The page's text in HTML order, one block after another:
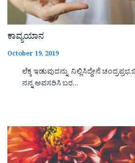
ಕಾವ್ಯಯಾನ
October 19, 2019
ಲೆಕ್ಕ ಇಡುವುದನ್ನು ನಿಲ್ಲಿಸಿದ್ದೇನೆ
ನನ್ನ ಅವಸರಿಸಿ ಬರ…